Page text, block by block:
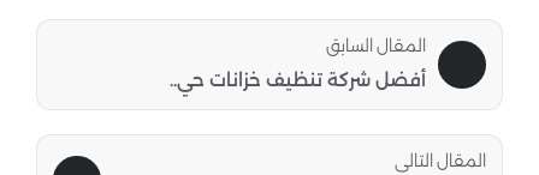
المقال السابق
أفضل شركة تنظيف خزانات حي..
المقال التالى